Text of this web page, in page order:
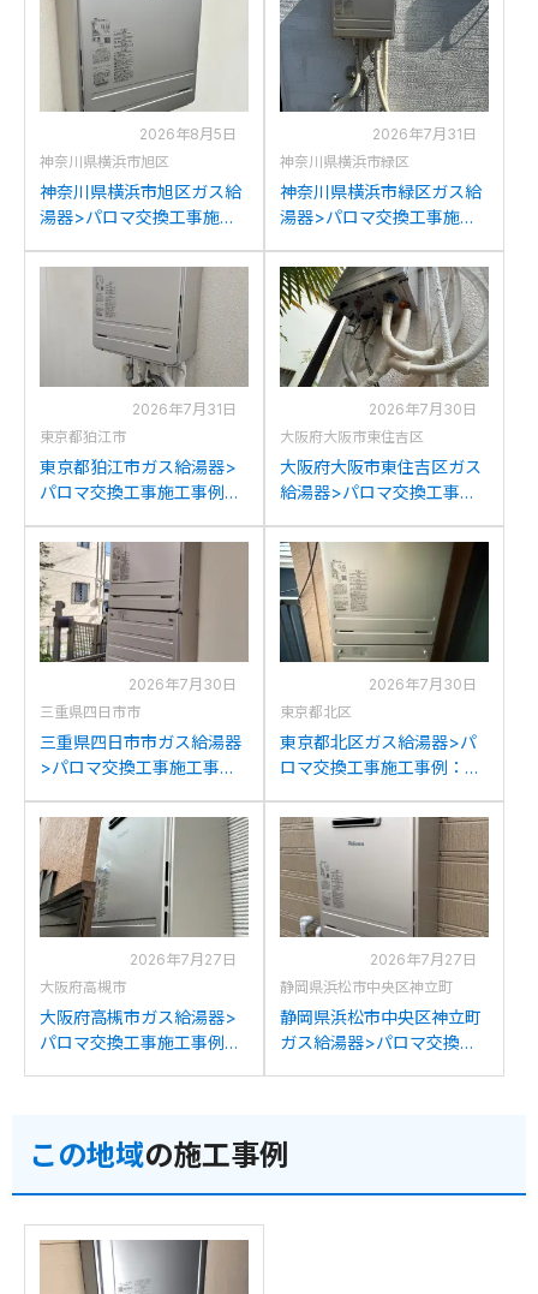
2026年8月5日
神奈川県横浜市旭区
神奈川県横浜市旭区ガス給
湯器>パロマ交換工事施工
2400AWからパロマFH-
2423SAW-1への交換
2026年7月31日
神奈川県横浜市緑区
神奈川県横浜市緑区ガス給
湯器>パロマ交換工事施工
A2405SAWからパロマFH-
2423SAW-1への交換
2026年7月31日
東京都狛江市
東京都狛江市ガス給湯器>
パロマ交換工事施工事例：
パロマFH-2423SAW-1への
交換
2026年7月30日
大阪府大阪市東住吉区
大阪府大阪市東住吉区ガス
給湯器>パロマ交換工事施
VD2401SAW2-1からパロマ
FH-2423SAW-1への交換
2026年7月30日
三重県四日市市
三重県四日市市ガス給湯器
>パロマ交換工事施工事
V2405SAWからパロマFH-
2423SAW-1への交換
2026年7月30日
東京都北区
東京都北区ガス給湯器>パ
ロマ交換工事施工事例：パ
ロマFH-2423SAW-1への交
換
2026年7月27日
大阪府高槻市
大阪府高槻市ガス給湯器>
パロマ交換工事施工事例：
2026年7月27日
静岡県浜松市中央区神立町
静岡県浜松市中央区神立町
ガス給湯器>パロマ交換工
この地域の施工事例